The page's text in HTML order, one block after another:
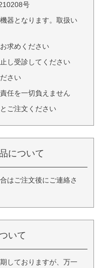
号
器となります。取扱い
求めください
し受診してください
さい
任を一切負えません
ご注文ください
について
はご注文後にご連絡さ
いて
しておりますが、万一